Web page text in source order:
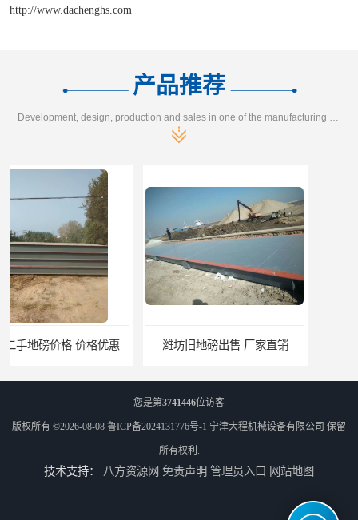
http://www.dachenghs.com
产品推荐
潍坊旧地磅出售 厂家直销
您是第3741446位访客
版权所有 ©2026-08-08 鲁ICP备2024131776号-1 宁津大程机械设备有限公司 保留
所有权利.
技术支持： 八方资源网 免责声明 管理员入口 网站地图